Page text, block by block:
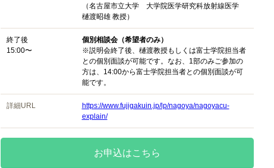
（名古屋市立大学 大学院医学研究科放射線医学
樋渡昭雄 教授）
終了後
15:00〜
個別相談会（希望者のみ）
※説明会終了後、樋渡教授もしくは富士学院担当者
との個別面談が可能です。なお、1部のみご参加の
方は、14:00から富士学院担当者との個別面談が可
能です。
詳細URL
https://www.fujigakuin.jp/lp/nagoya/nagoyacu-
explain/
お申込はこちら